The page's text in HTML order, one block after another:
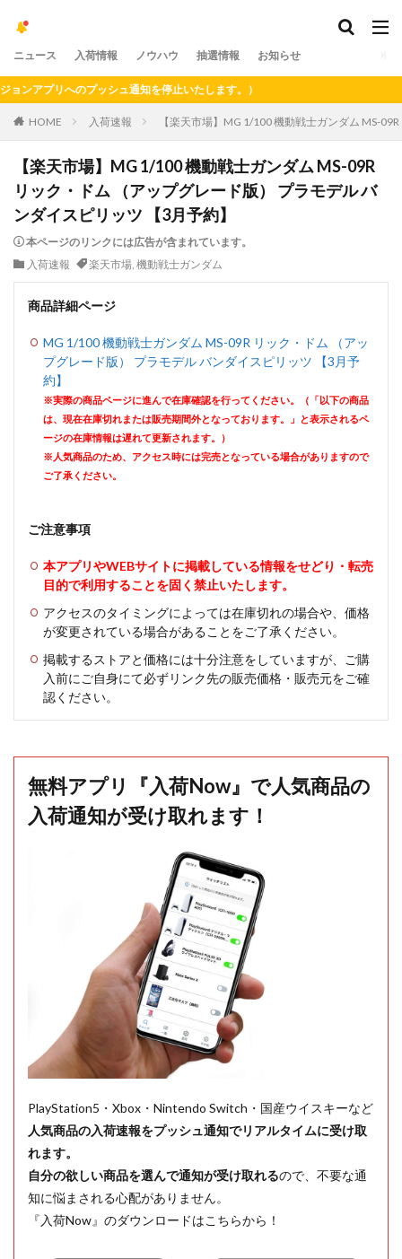
ニュース 入荷情報 ノウハウ 抽選情報 お知らせ
プリへのプッシュ通知を停止いたします。）
HOME 入荷速報 【楽天市場】MG 1/100 機動戦士ガンダム MS-
【楽天市場】MG 1/100 機動戦士ガンダム MS-09R
リック・ドム （アップグレード版） プラモデル バ
ンダイスピリッツ 【3月予約】
本ページのリンクには広告が含まれています。
入荷速報
楽天市場, 機動戦士ガンダム
商品詳細ページ
MG 1/100 機動戦士ガンダム MS-09R リック・ドム （アッ
プグレード版） プラモデル バンダイスピリッツ 【3月予
約】
※実際の商品ページに進んで在庫確認を行ってください。（「以下の商品
は、現在在庫切れまたは販売期間外となっております。」と表示されるペ
ージの在庫情報は遅れて更新されます。）
※人気商品のため、アクセス時には完売となっている場合がありますので
ご了承ください。
ご注意事項
本アプリやWEBサイトに掲載している情報をせどり・転売
目的で利用することを固く禁止いたします。
アクセスのタイミングによっては在庫切れの場合や、価格
が変更されている場合があることをご了承ください。
掲載するストアと価格には十分注意をしていますが、ご購
入前にご自身にて必ずリンク先の販売価格・販売元をご確
認ください。
無料アプリ『入荷Now』で人気商品の
入荷通知が受け取れます！
PlayStation5・Xbox・Nintendo Switch・国産ウイスキーなど
人気商品の入荷速報をプッシュ通知でリアルタイムに受け取
れます。
自分の欲しい商品を選んで通知が受け取れるので、不要な通
知に悩まされる心配がありません。
『入荷Now』のダウンロードはこちらから！